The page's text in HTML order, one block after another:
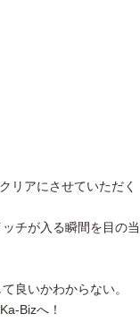
リアにさせていただく
チが入る瞬間を目の当
良いかわからない。
Bizへ！